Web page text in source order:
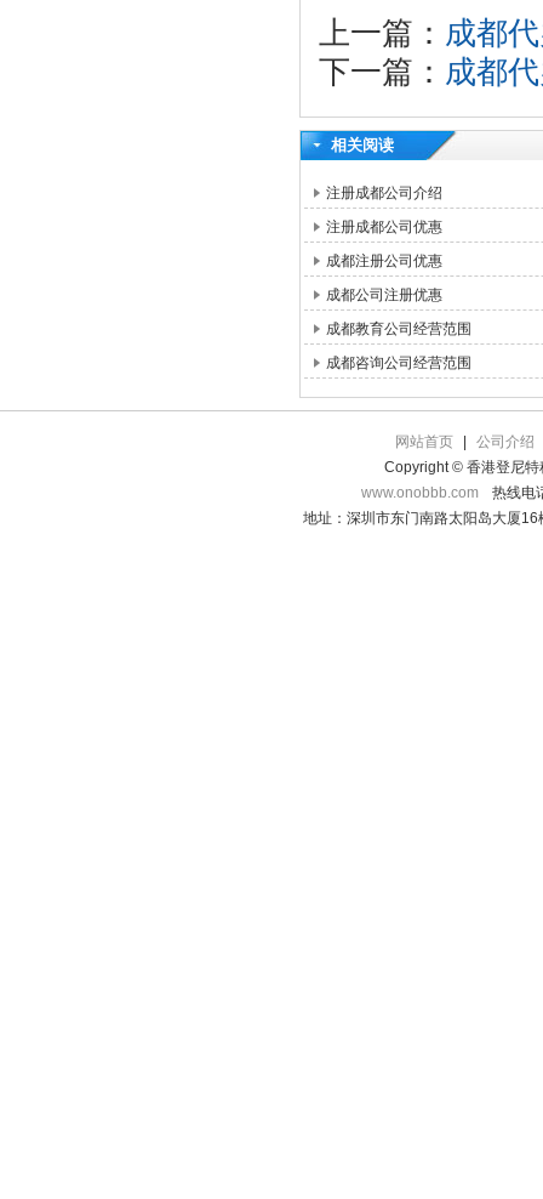
上一篇： 成都
下一篇： 成都
相关阅读
注册成都公司介绍
注册成都公司优惠
成都注册公司优惠
成都公司注册优惠
成都教育公司经营范围
成都咨询公司经营范围
网站首页
公司介绍
Copyright © 香港登尼特
www.onobbb.com
热线电
地址：深圳市东门南路太阳岛大厦